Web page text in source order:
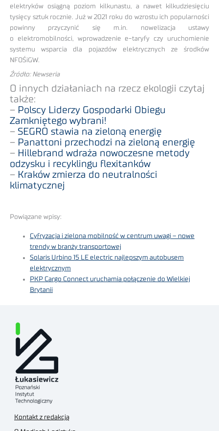
elektryków osiągną poziom kilkunastu, a nawet kilkudziesięciu
tysięcy sztuk rocznie. Już w 2021 roku do wzrostu ich popularności
powinny przyczynić się m.in. nowelizacja ustawy
o elektromobilności, wprowadzenie e-taryfy czy uruchomienie
systemu wsparcia dla pojazdów elektrycznych ze środków
NFOŚiGW.
Źródło: Newseria
O innych działaniach na rzecz ekologii czytaj
także:
– Polscy Liderzy Gospodarki Obiegu
Zamkniętego wybrani!
– SEGRO stawia na zieloną energię
– Panattoni przechodzi na zieloną energię
– Hillebrand wdraża nowoczesne metody
odzysku i recyklingu flexitanków
– Kraków zmierza do neutralności
klimatycznej
Powiązane wpisy:
Cyfryzacja i zielona mobilność w centrum uwagi – nowe
trendy w branży transportowej
Solaris Urbino 15 LE electric najlepszym autobusem
elektrycznym
PKP Cargo Connect uruchamia połączenie do Wielkiej
Brytanii
Kontakt z redakcją